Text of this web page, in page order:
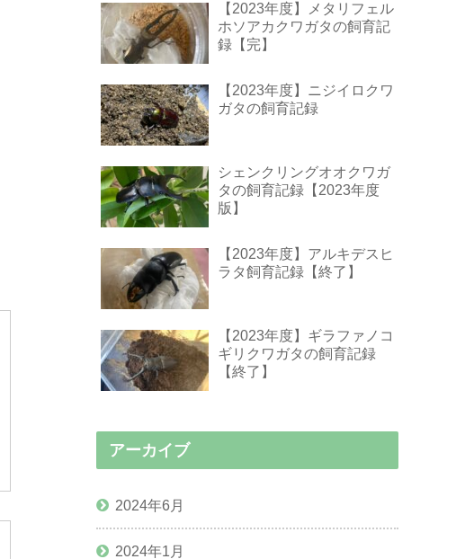
【2023年度】メタリフェル
ホソアカクワガタの飼育記
録【完】
【2023年度】ニジイロクワ
ガタの飼育記録
シェンクリングオオクワガ
タの飼育記録【2023年度
版】
【2023年度】アルキデスヒ
ラタ飼育記録【終了】
【2023年度】ギラファノコ
ギリクワガタの飼育記録
【終了】
アーカイブ
2024年6月
2024年1月